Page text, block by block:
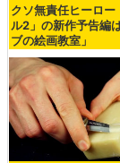
クソ無責任ヒーロー
ル2」の新作予告編
ブの絵画教室」